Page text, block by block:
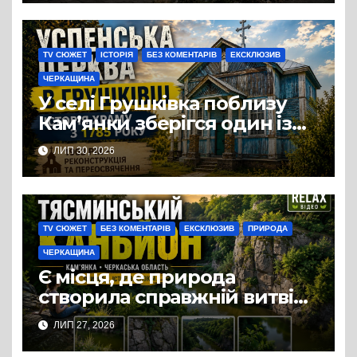
TV СЮЖЕТ ІСТОРІЯ БЕЗ КОМЕНТАРІВ ЕКСКЛЮЗИВ
ЧЕРКАЩИНА
У селі Грушківка поблизу
Кам’янки зберігся один із
небагатьох старовинних
дерев’яних храмів
Черкащини — церква
Успіння Пресвятої
Богородиці
ЛИП 30, 2026
TV СЮЖЕТ БЕЗ КОМЕНТАРІВ ЕКСКЛЮЗИВ ПРИРОДА
ЧЕРКАЩИНА
Є місця, де природа
створила справжній витвір
мистецтва задовго до появи
людини. Одне з них —
ЛИП 27, 2026